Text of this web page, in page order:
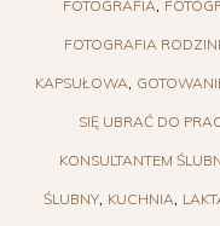
FOTOGRAFIA
FOTOGRAFIA
KAPSUŁOWA
SIĘ UBRAĆ DO
KONSULTANTEM
ŚLUBNY KUCHNIA